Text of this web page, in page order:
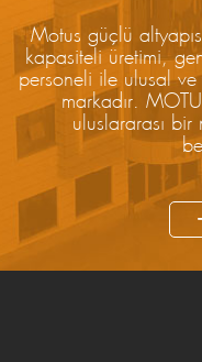
Motus güçlü
kapasiteli üretimi,
personeli ile ulusal
markadır.
uluslararası